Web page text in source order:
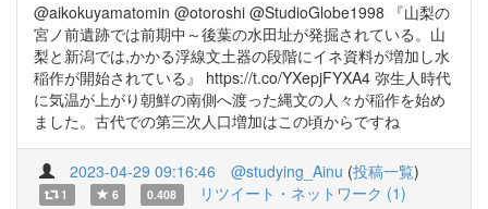
@aikokuyamatomin @otoroshi @StudioGlobe1998 『山梨の
宮ノ前遺跡では前期中～後葉の水田址が発掘されている。山
梨と新潟では,かかる浮線文土器の段階にイネ資料が増加し水
稲作が開始されている』 https://t.co/YXepjFYXA4 弥生人時代
に気温が上がり朝鮮の南側へ渡った縄文の人々が稲作を始め
ました。古代での第三次人口増加はこの頃からですね
2023-04-29 09:16:46 @studying_Ainu (投稿一覧)
1 6 0.408 リツイート・ネットワーク (1)